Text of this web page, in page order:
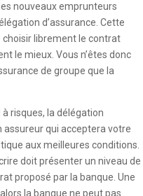
nouveaux emprunteurs
d’assurance. Cette
librement le contrat
le mieux. Vous n’êtes donc
de groupe que la
risques, la délégation
assureur qui acceptera votre
aux meilleures conditions.
doit présenter un niveau de
proposé par la banque. Une
la banque ne peut pas